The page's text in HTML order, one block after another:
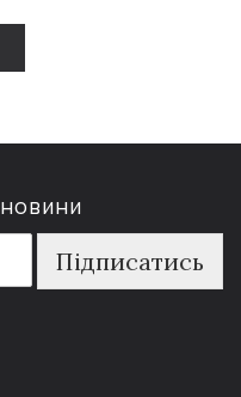
Підписатись